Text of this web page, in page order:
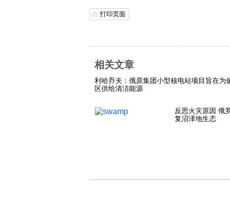
打印页面
相关文章
利哈乔夫：俄原集团小型核电站项目旨在为
区供给清洁能源
反思火灾原因 俄
复沼泽地生态